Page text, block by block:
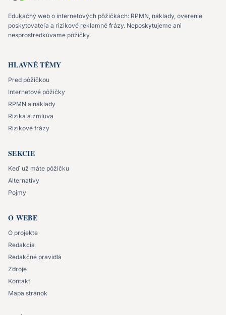
Edukačný web o internetových pôžičkách: RPMN, náklady, overenie
poskytovateľa a rizikové reklamné frázy. Neposkytujeme ani
nesprostredkúvame pôžičky.
HLAVNÉ TÉMY
Pred pôžičkou
Internetové pôžičky
RPMN a náklady
Riziká a zmluva
Rizikové frázy
SEKCIE
Keď už máte pôžičku
Alternatívy
Pojmy
O WEBE
O projekte
Redakcia
Redakčné pravidlá
Zdroje
Kontakt
Mapa stránok